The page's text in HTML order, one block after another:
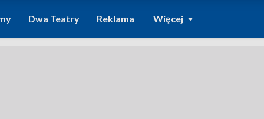
Dwa Teatry Reklama Więcej